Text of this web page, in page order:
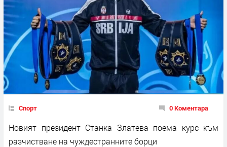
Спорт 0 Коментара
Новият президент Станка Златева поема курс към
разчистване на чуждестранните борци